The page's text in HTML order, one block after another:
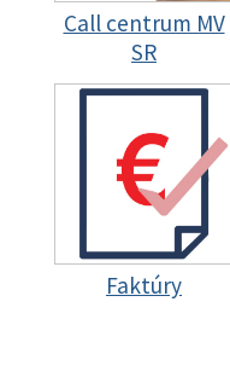
Call centrum MV
SR
Faktúry